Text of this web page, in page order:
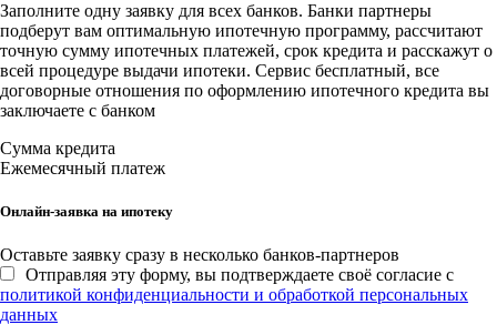
Заполните одну заявку для всех банков. Банки партнеры
подберут вам оптимальную ипотечную программу, рассчитают
точную сумму ипотечных платежей, срок кредита и расскажут о
всей процедуре выдачи ипотеки. Сервис бесплатный, все
договорные отношения по оформлению ипотечного кредита вы
заключаете с банком
Сумма кредита
Ежемесячный платеж
Онлайн-заявка на ипотеку
Оставьте заявку сразу в несколько банков-партнеров
Отправляя эту форму, вы подтверждаете своё согласие с
политикой конфиденциальности и обработкой персональных
данных